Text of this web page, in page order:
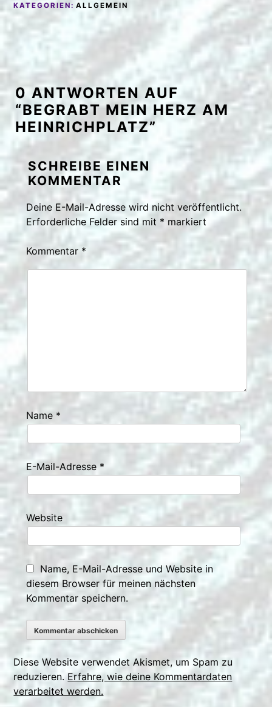
KATEGORIEN: ALLGEMEIN
0 ANTWORTEN AUF
“BEGRABT MEIN HERZ AM
HEINRICHPLATZ”
SCHREIBE EINEN
KOMMENTAR
Deine E-Mail-Adresse wird nicht veröffentlicht.
Erforderliche Felder sind mit * markiert
Kommentar *
Name *
E-Mail-Adresse *
Website
Name, E-Mail-Adresse und Website in
diesem Browser für meinen nächsten
Kommentar speichern.
Diese Website verwendet Akismet, um Spam zu
reduzieren.Erfahre, wie deine Kommentardaten
verarbeitet werden.